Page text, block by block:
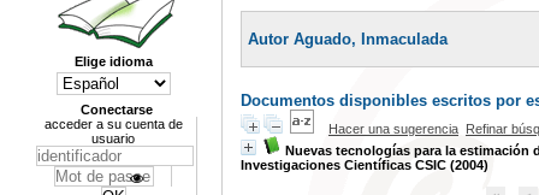
Autor Aguado, Inmaculada
Documentos disponibles escritos por
Hacer una sugerencia Refinar
Nuevas tecnologías para la estimación
Investigaciones Científicas CSIC (2004)
Elige idioma
Conectarse
acceder a su cuenta de
usuario